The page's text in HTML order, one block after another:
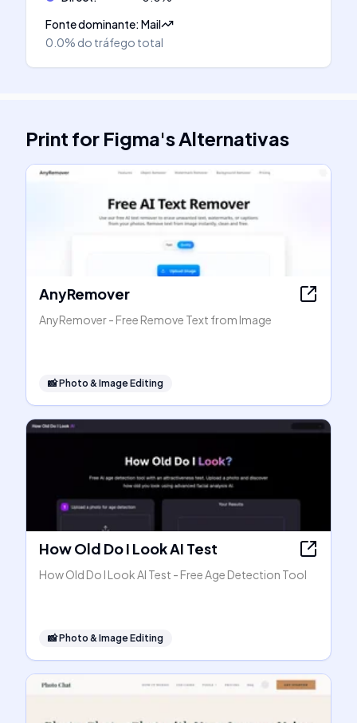
Fonte dominante:Mail
0.0% do tráfego total
Print for Figma'sAlternativas
AnyRemover
AnyRemover - Free Remove Text from Image
📸Photo & Image Editing
How Old Do I Look AI Test
How Old Do I Look AI Test - Free Age Detection Tool
📸Photo & Image Editing